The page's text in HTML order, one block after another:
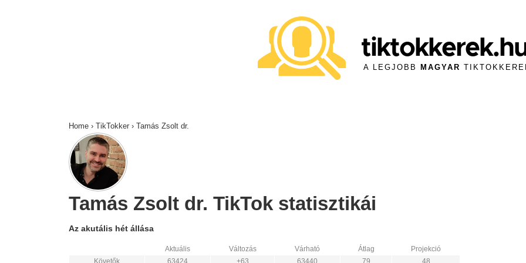
A LEGJOBB MAGYAR
Home › TikTokker › Tamás Zsolt dr.
Tamás Zsolt dr. TikTok statisztikái
Az akutális hét állása
Aktuális Változás Várható Átlag
Projekció
Követők
63424 +63 63440 79 48